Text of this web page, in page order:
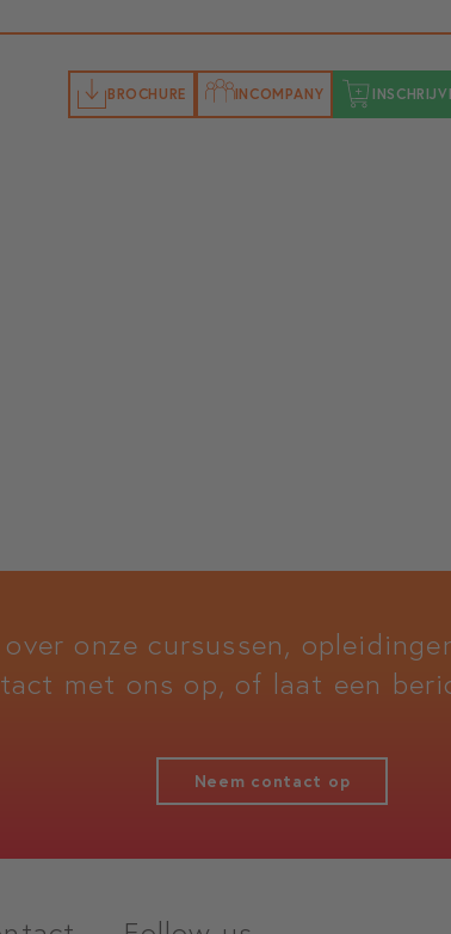
BROCHURE INCOMPANY
onze cursussen,
met ons op, of laat een
Neem contact op